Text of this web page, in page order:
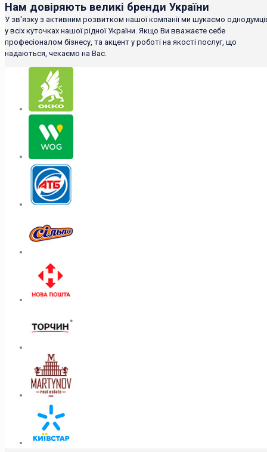
Нам довіряють великі бренди України
У зв'язку з активним розвитком нашої компанії ми шукаємо
у всіх куточках нашої рідної України. Якщо Ви вважаєте себе
професіоналом бізнесу, та акцент у роботі на якості послуг, що
надаються, чекаємо на Вас.